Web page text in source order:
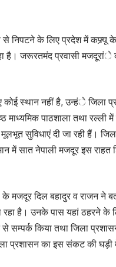
से निपटने के लिए प्रदेश में
है। जरूरतमंद प्रवासी मजदूरांे
स्थान नहीं है, उन्हंे जिला
माध्यमिक पाठशाला तथा रल्ली
सुविधाएं दी जा रही हैं।
में सात नेपाली मजदूर इस राहत
मजदूर दिल बहादुर व राजन ने
है। उनके पास यहां ठहरने के
से सम्पर्क किया तथा जिला
प्रशासन का इस संकट की